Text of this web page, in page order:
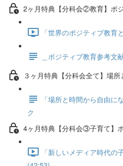
2ヶ月特典【分科会②教育】ポ
「世界のポジティブ教
＿ポジティブ教育参考文
３ヶ月特典【分科会全て】場
「場所と時間から自由に
ク
4ヶ月特典【分科会③子育て】
「新しいメディア時代